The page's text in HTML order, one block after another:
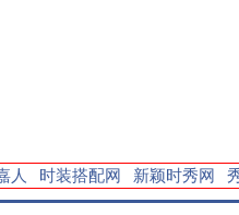
人 时装搭配网 新颖时秀网